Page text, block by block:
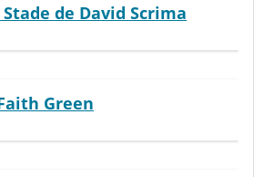
de David Scrima
Green